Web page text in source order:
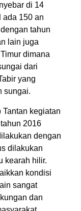
di 14
ada 150 an
tahun
lain juga
dimana
dari
yang
sungai.
kegiatan
2016
dengan
dilakukan
kearah hilir.
kondisi
sangat
dan